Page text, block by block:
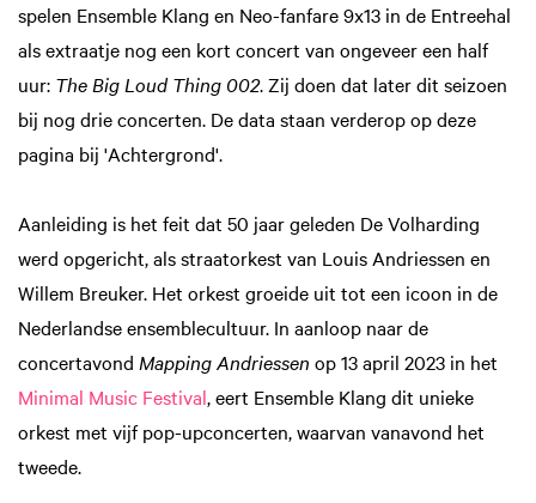
spelen Ensemble Klang en Neo-fanfare 9x13 in de Entreehal
als extraatje nog een kort concert van ongeveer een half
uur: The Big Loud Thing 002. Zij doen dat later dit seizoen
bij nog drie concerten. De data staan verderop op deze
pagina bij 'Achtergrond'.
Aanleiding is het feit dat 50 jaar geleden De Volharding
werd opgericht, als straatorkest van Louis Andriessen en
Willem Breuker. Het orkest groeide uit tot een icoon in de
Nederlandse ensemblecultuur. In aanloop naar de
concertavond Mapping Andriessen op 13 april 2023 in het
Minimal Music Festival, eert Ensemble Klang dit unieke
orkest met vijf pop-upconcerten, waarvan vanavond het
tweede.